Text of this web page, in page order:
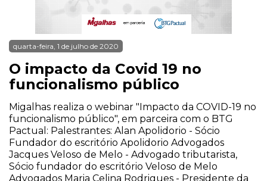
quarta-feira, 1 de julho de 2020
O impacto da Covid 19 no
funcionalismo público
Migalhas realiza o webinar "Impacto da COVID-19 no
funcionalismo público", em parceira com o BTG
Pactual: Palestrantes: Alan Apolidorio - Sócio
Fundador do escritório Apolidorio Advogados
Jacques Veloso de Melo - Advogado tributarista,
Sócio fundador do escritório Veloso de Melo
Advogados Maria Celina Rodrigues - Presidente da